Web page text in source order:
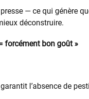
— ce qui génère
déconstruire.
forcément bon goût »
l’absence de